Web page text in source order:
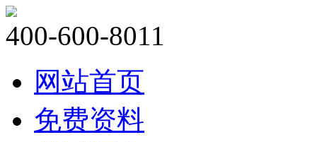
400-600-8011
网站首页
免费资料